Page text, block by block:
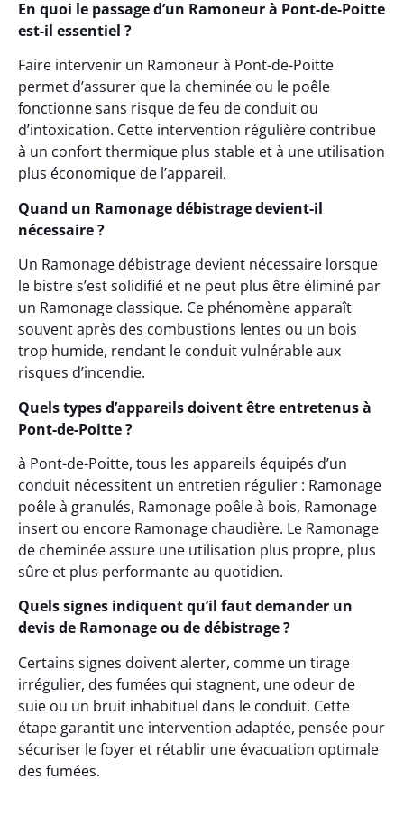
En quoi le passage d’un Ramoneur à Pont-de-Poitte
est-il essentiel ?
Faire intervenir un Ramoneur à Pont-de-Poitte
permet d’assurer que la cheminée ou le poêle
fonctionne sans risque de feu de conduit ou
d’intoxication. Cette intervention régulière contribue
à un confort thermique plus stable et à une utilisation
plus économique de l’appareil.
Quand un Ramonage débistrage devient-il
nécessaire ?
Un Ramonage débistrage devient nécessaire lorsque
le bistre s’est solidifié et ne peut plus être éliminé par
un Ramonage classique. Ce phénomène apparaît
souvent après des combustions lentes ou un bois
trop humide, rendant le conduit vulnérable aux
risques d’incendie.
Quels types d’appareils doivent être entretenus à
Pont-de-Poitte ?
à Pont-de-Poitte, tous les appareils équipés d’un
conduit nécessitent un entretien régulier : Ramonage
poêle à granulés, Ramonage poêle à bois, Ramonage
insert ou encore Ramonage chaudière. Le Ramonage
de cheminée assure une utilisation plus propre, plus
sûre et plus performante au quotidien.
Quels signes indiquent qu’il faut demander un
devis de Ramonage ou de débistrage ?
Certains signes doivent alerter, comme un tirage
irrégulier, des fumées qui stagnent, une odeur de
suie ou un bruit inhabituel dans le conduit. Cette
étape garantit une intervention adaptée, pensée pour
sécuriser le foyer et rétablir une évacuation optimale
des fumées.